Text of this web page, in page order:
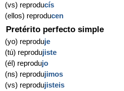
(vs) reproducís
(ellos) reproducen
Pretérito perfecto simple
(yo) reproduje
(tú) reprodujiste
(él) reprodujo
(ns) reprodujimos
(vs) reprodujisteis